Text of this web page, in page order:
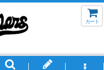
カート